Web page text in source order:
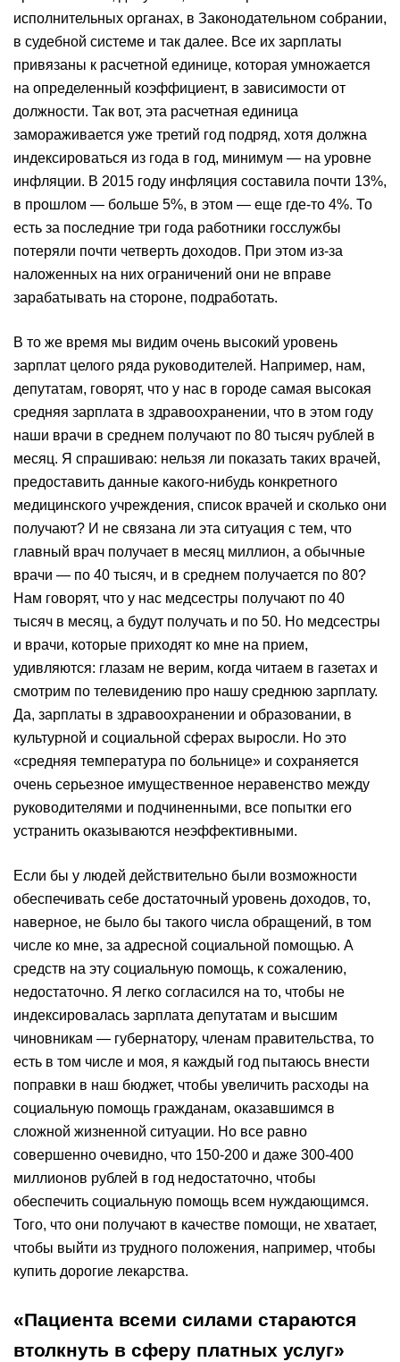
исполнительных органах, в Законодательном собрании,
в судебной системе и так далее. Все их зарплаты
привязаны к расчетной единице, которая умножается
на определенный коэффициент, в зависимости от
должности. Так вот, эта расчетная единица
замораживается уже третий год подряд, хотя должна
индексироваться из года в год, минимум — на уровне
инфляции. В 2015 году инфляция составила почти 13%,
в прошлом — больше 5%, в этом — еще где-то 4%. То
есть за последние три года работники госслужбы
потеряли почти четверть доходов. При этом из-за
наложенных на них ограничений они не вправе
зарабатывать на стороне, подработать.
В то же время мы видим очень высокий уровень
зарплат целого ряда руководителей. Например, нам,
депутатам, говорят, что у нас в городе самая высокая
средняя зарплата в здравоохранении, что в этом году
наши врачи в среднем получают по 80 тысяч рублей в
месяц. Я спрашиваю: нельзя ли показать таких врачей,
предоставить данные какого-нибудь конкретного
медицинского учреждения, список врачей и сколько они
получают? И не связана ли эта ситуация с тем, что
главный врач получает в месяц миллион, а обычные
врачи — по 40 тысяч, и в среднем получается по 80?
Нам говорят, что у нас медсестры получают по 40
тысяч в месяц, а будут получать и по 50. Но медсестры
и врачи, которые приходят ко мне на прием,
удивляются: глазам не верим, когда читаем в газетах и
смотрим по телевидению про нашу среднюю зарплату.
Да, зарплаты в здравоохранении и образовании, в
культурной и социальной сферах выросли. Но это
«средняя температура по больнице» и сохраняется
очень серьезное имущественное неравенство между
руководителями и подчиненными, все попытки его
устранить оказываются неэффективными.
Если бы у людей действительно были возможности
обеспечивать себе достаточный уровень доходов, то,
наверное, не было бы такого числа обращений, в том
числе ко мне, за адресной социальной помощью. А
средств на эту социальную помощь, к сожалению,
недостаточно. Я легко согласился на то, чтобы не
индексировалась зарплата депутатам и высшим
чиновникам — губернатору, членам правительства, то
есть в том числе и моя, я каждый год пытаюсь внести
поправки в наш бюджет, чтобы увеличить расходы на
социальную помощь гражданам, оказавшимся в
сложной жизненной ситуации. Но все равно
совершенно очевидно, что 150-200 и даже 300-400
миллионов рублей в год недостаточно, чтобы
обеспечить социальную помощь всем нуждающимся.
Того, что они получают в качестве помощи, не хватает,
чтобы выйти из трудного положения, например, чтобы
купить дорогие лекарства.
«Пациента всеми силами стараются
втолкнуть в сферу платных услуг»